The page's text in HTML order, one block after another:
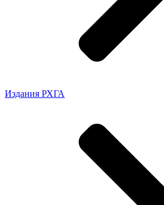
Издания РХГА